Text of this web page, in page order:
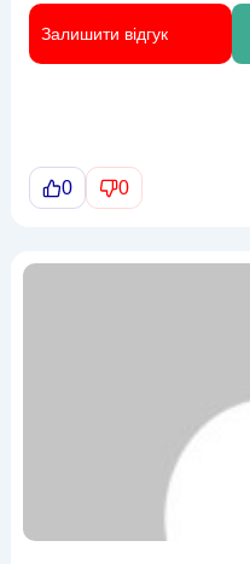
Залишити відгук
0 0